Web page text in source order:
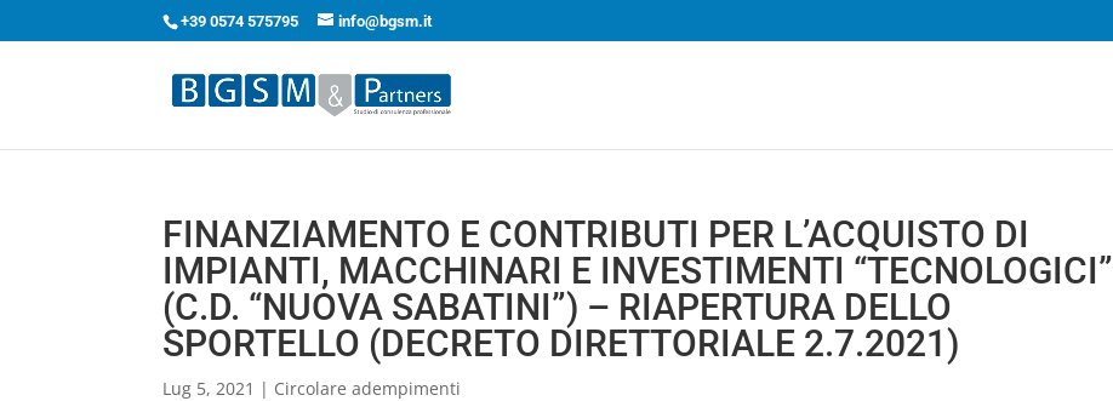
+39 0574 575795 info@bgsm.it
FINANZIAMENTO E CONTRIBUTI PER L’ACQUISTO DI
IMPIANTI, MACCHINARI E INVESTIMENTI “TECNOLOGICI”
(C.D. “NUOVA SABATINI”) – RIAPERTURA DELLO
SPORTELLO (DECRETO DIRETTORIALE 2.7.2021)
Lug 5, 2021 | Circolare adempimenti